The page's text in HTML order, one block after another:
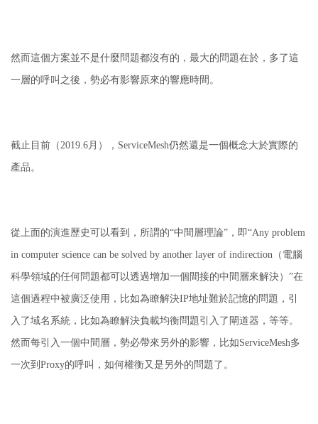
然而這個方案並不是什麼問題都沒有的，最大的問題在於，多了這
一層的呼叫之後，勢必有影響原來的響應時間。
截止目前（2019.6月），ServiceMesh仍然還是一個概念大於實際的
產品。
從上面的演進歷史可以看到，所謂的“中間層理論”，即“Any problem
in computer science can be solved by another layer of indirection（電腦
科學領域的任何問題都可以透過增加一個間接的中間層來解決）”在
這個過程中被廣泛使用，比如為瞭解決IP地址難於記憶的問題，引
入了域名系統，比如為瞭解決負載均衡問題引入了閘道器，等等。
然而每引入一個中間層，勢必帶來另外的影響，比如ServiceMesh多
一次到Proxy的呼叫，如何權衡又是另外的問題了。